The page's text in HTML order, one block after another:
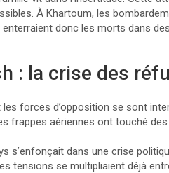
À Khartoum, les
donc les morts dans
: la crise des
forces d’opposition se sont
frappes aériennes ont touché
s’enfonçait dans une crise
tensions se multipliaient déjà